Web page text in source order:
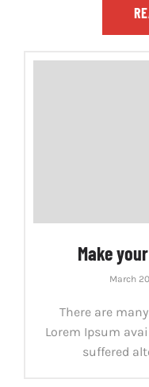
Make
March
There are
Lorem Ipsum
suffered